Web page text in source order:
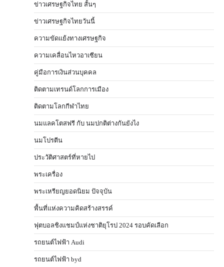
ข่าวเศรษฐกิจไทย สั้นๆ
ข่าวเศรษฐกิจไทยวันนี้
ความขัดแย้งทางเศรษฐกิจ
ความเคลื่อนไหวอาเซียน
คู่มือการเงินส่วนบุคคล
ติดตามเทรนด์โลกการเมือง
ติดตามโลกกีฬาไทย
นมแลคโตสฟรี กับ นมปกติต่างกันยังไง
นมโปรตีน
ประวัติศาสตร์ที่หายไป
พระเครื่อง
พระเหรียญยอดนิยม ปัจจุบัน
พื้นที่แห่งความคิดสร้างสรรค์
ฟุตบอลชิงแชมป์แห่งชาติยุโรป 2024 รอบคัดเลือก
รถยนต์ไฟฟ้า Audi
รถยนต์ไฟฟ้า byd